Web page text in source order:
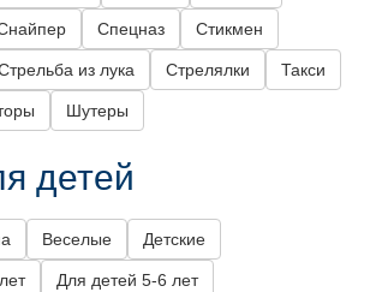
Спецназ Стикмен
из лука Стрелялки Такси
Шутеры
детей
Веселые Детские
Для детей 5-6 лет